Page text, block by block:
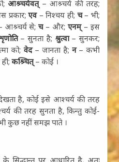
आश्र्चर्यवत्– आश्र्चर्य की तरह;
प्रकार;एव– निश्चय ही; च– भी;
आश्र्चर्य से;च– और;एनम्– इस
– सुनता है; श्रुत्वा– सुनकर;
को; वेद– जानता है; न– कभी
कश्र्चित्– कोई ।
है, कोई इसे आश्चर्य की तरह
की तरह सुनता है, किन्तु कोई-
कुछ नहीं समझ पाते ।